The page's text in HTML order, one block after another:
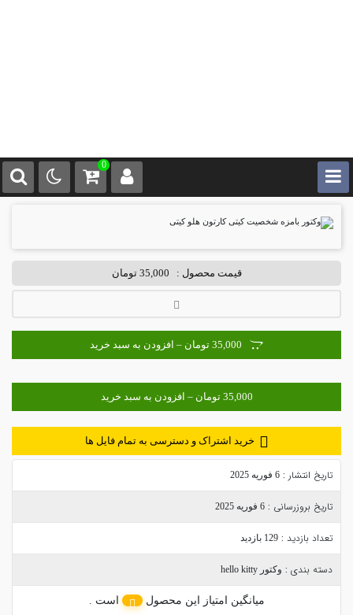
0
قیمت محصول : 35,000 تومان
35,000 تومان – افزودن به سبد خرید
خرید اشتراک و دسترسی به تمام فایل ها
تاریخ انتشار : 6 فوریه 2025
تاریخ بروزرسانی : 6 فوریه 2025
تعداد بازدید : 129 بازدید
دسته بندی : وکتور hello kitty
میانگین امتیاز این محصول است .